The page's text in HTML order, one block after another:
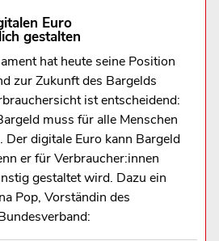
Euro
gestalten
hat heute seine Position
zur Zukunft des Bargelds
ist entscheidend:
muss für alle Menschen
digitale Euro kann Bargeld
er für Verbraucher:innen
gestaltet wird. Dazu ein
Pop, Vorständin des